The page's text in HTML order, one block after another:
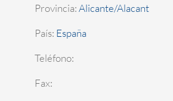
Provincia:Alicante/Alacant
País: España
Teléfono:
Fax: